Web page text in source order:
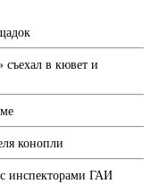
в кювет и
конопли
инспекторами ГАИ